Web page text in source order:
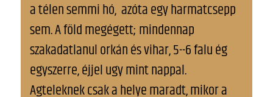
a télen semmi hó, azóta egy harmatcsepp
sem. A föld megégett; mindennap
szakadatlanul orkán és vihar, 5--6 falu ég
egyszerre, éjjel ugy mint nappal.
Agteleknek csak a helye maradt, mikor a